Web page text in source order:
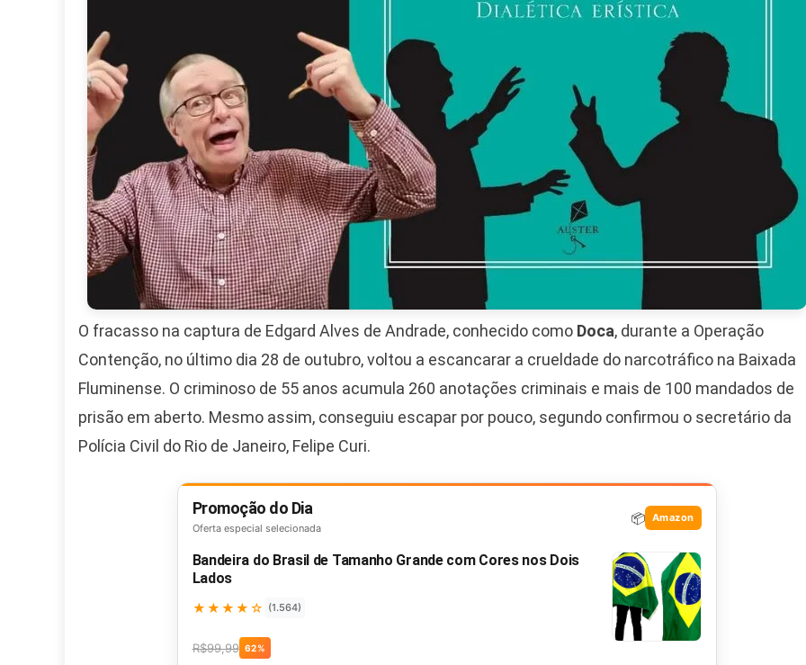
O fracasso na captura de Edgard Alves de Andrade, conhecido como Doca, durante a Operação
Contenção, no último dia 28 de outubro, voltou a escancarar a crueldade do narcotráfico na Baixada
Fluminense. O criminoso de 55 anos acumula 260 anotações criminais e mais de 100 mandados de
prisão em aberto. Mesmo assim, conseguiu escapar por pouco, segundo confirmou o secretário da
Polícia Civil do Rio de Janeiro, Felipe Curi.
Promoção do Dia
Oferta especial selecionada
📦 Amazon
Bandeira do Brasil de Tamanho Grande com Cores nos Dois
Lados
★★★★☆ (1.564)
R$99,99 62%